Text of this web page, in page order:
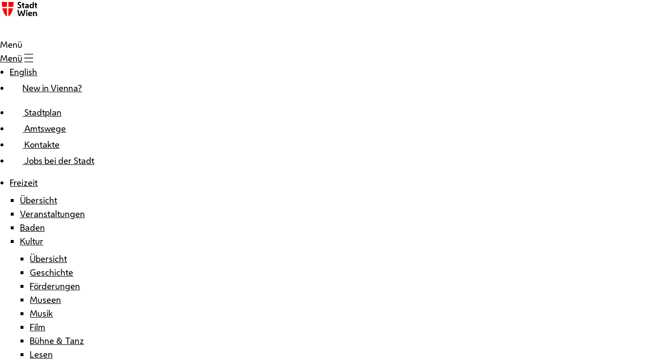
Zum Inhalt
Menü
Menü
English
New in Vienna?
Stadtplan
Amtswege
Kontakte
Jobs bei der Stadt
Freizeit
Übersicht
Veranstaltungen
Baden
Kultur
Übersicht
Geschichte
Förderungen
Museen
Musik
Film
Bühne & Tanz
Lesen